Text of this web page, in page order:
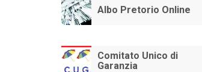
Albo Pretorio Online
Comitato Unico di
Garanzia